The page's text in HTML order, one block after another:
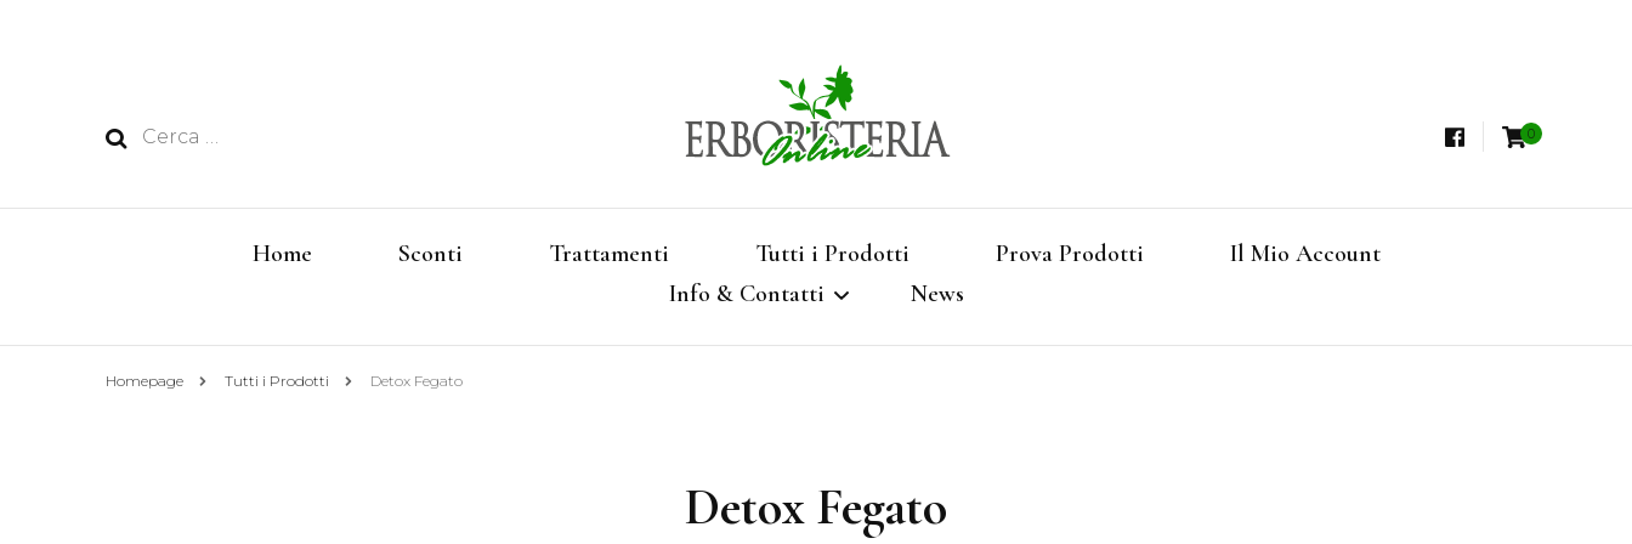
Ricerca
Erboristeria
Shop Online
Vendita di Botaniche, Erbe e Spezie Officinali, Tisane Terapeutiche Esclusive, Tè Pregiati
0
Home Sconti Trattamenti Tutti i Prodotti Prova Prodotti
Il Mio Account
Info & Contatti
Privacy e Cookies
News
Homepage Tutti i Prodotti Detox Fegato
Detox Fegato